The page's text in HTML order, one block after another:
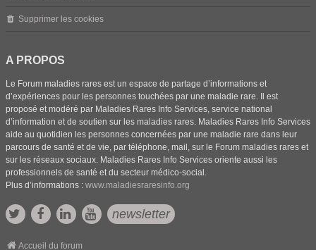
Supprimer les cookies
A PROPOS
Le Forum maladies rares est un espace de partage d’informations et
d’expériences pour les personnes touchées par une maladie rare. Il est
proposé et modéré par Maladies Rares Info Services, service national
d’information et de soutien sur les maladies rares. Maladies Rares Info Services
aide au quotidien les personnes concernées par une maladie rare dans leur
parcours de santé et de vie, par téléphone, mail, sur le Forum maladies rares et
sur les réseaux sociaux. Maladies Rares Info Services oriente aussi les
professionnels de santé et du secteur médico-social.
Plus d’informations : www.maladiesraresinfo.org
newsletter
Accueil du forum